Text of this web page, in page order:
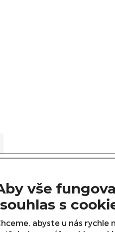
V / 50 Hz
kondenzátu
vnější teplotě +25°C a
vše
s
abyste u nás rychle